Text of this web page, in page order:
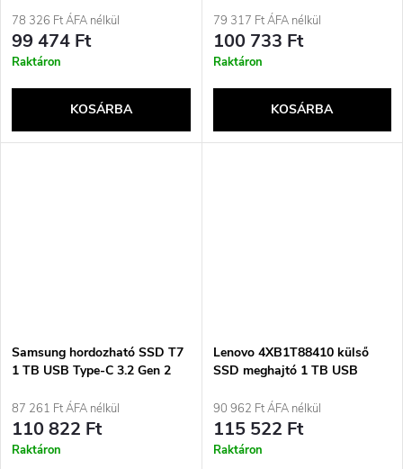
USB Type-C 3.2 Gen 1 (3.1
Gen 1) fekete
78 326 Ft ÁFA nélkül
99 474 Ft
Raktáron
KOSÁRBA
79 317 Ft ÁFA nélkül
100 733 Ft
Raktáron
KOSÁRBA
Samsung hordozható SSD T7
1 TB USB Type-C 3.2 Gen 2
87 261 Ft ÁFA nélkül
110 822 Ft
Raktáron
Lenovo 4XB1T88410 külső
SSD meghajtó 1 TB USB
szürke
90 962 Ft ÁFA nélkül
115 522 Ft
Raktáron